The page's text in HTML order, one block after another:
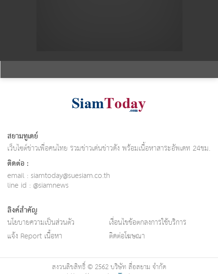
สยามทูเดย์
เว็บไซต์ข่าวเพื่อคนไทย รวมข่าวเด่นข่าวดัง พร้อมเนื้อหาสาระอัพเดท 24ชม.
ติดต่อ :
email : siamtoday@suesiam.co.th
line id : @siamnews
ลิงค์สำคัญ
นโยบายความเป็นส่วนตัว
เงื่อนไขข้อตกลงการใช้บริการ
แจ้ง Report เนื้อหา
ติดต่อโฆษณา
สงวนลิขสิทธิ์ © 2562 บริษัท สื่อสยาม จำกัด